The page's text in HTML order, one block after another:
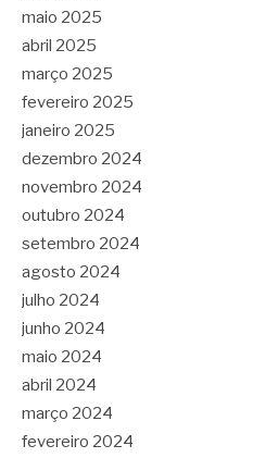
maio 2025
abril 2025
março 2025
fevereiro 2025
janeiro 2025
dezembro 2024
novembro 2024
outubro 2024
setembro 2024
agosto 2024
julho 2024
junho 2024
maio 2024
abril 2024
março 2024
fevereiro 2024